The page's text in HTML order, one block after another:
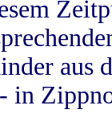
aus
in